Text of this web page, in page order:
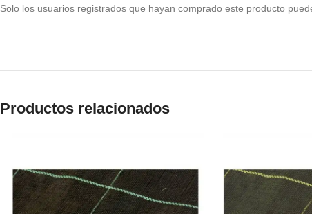
Solo los usuarios registrados que hayan comprado este producto
Productos relacionados